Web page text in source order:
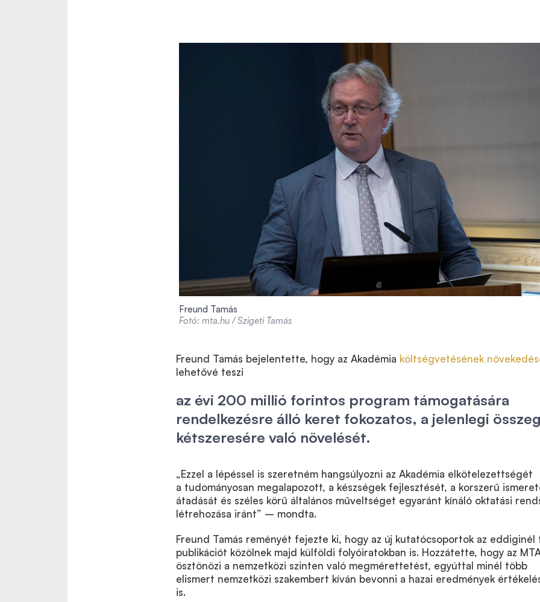
Freund Tamás
Fotó: mta.hu / Szigeti Tamás
Freund Tamás bejelentette, hogy az Akadémia költségvetésének
lehetővé teszi
az évi 200 millió forintos program támogatására
rendelkezésre álló keret fokozatos, a jelenlegi
kétszeresére való növelését.
„Ezzel a lépéssel is szeretném hangsúlyozni az Akadémia elkötelezettségét
a tudományosan megalapozott, a készségek fejlesztését, a korszerű
átadását és széles körű általános műveltséget egyaránt kínáló oktatási
létrehozása iránt” – mondta.
Freund Tamás reményét fejezte ki, hogy az új kutatócsoportok az eddiginél
publikációt közölnek majd külföldi folyóiratokban is. Hozzátette, hogy az
ösztönözi a nemzetközi szinten való megmérettetést, egyúttal minél több
elismert nemzetközi szakembert kíván bevonni a hazai eredmények
is.